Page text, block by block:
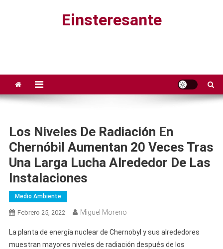
Einsteresante
Los Niveles De Radiación En
Chernóbil Aumentan 20 Veces Tras
Una Larga Lucha Alrededor De Las
Instalaciones
Medio Ambiente
Febrero 25, 2022 Miguel Moreno
La planta de energía nuclear de Chernobyl y sus alrededores
muestran mayores niveles de radiación después de los